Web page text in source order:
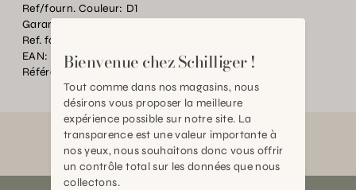
Ref/fourn. Couleur: D1
Garantie:
Ref. fournisseur:
EAN:
2000000401921
Référence:
BT.P28968.0000.MU00.0000
Bienvenue chez Schilliger !
Tout comme dans nos magasins, nous
désirons vous proposer la meilleure
expérience possible sur notre site. La
transparence est une valeur importante à
nos yeux, nous souhaitons donc vous offrir
un contrôle total sur les données que nous
collectons.